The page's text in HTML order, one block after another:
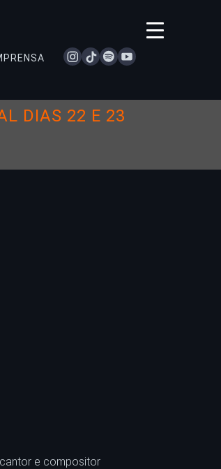
instagram
tiktokspotifyyoutube
DIAS 22 E 23
e compositor